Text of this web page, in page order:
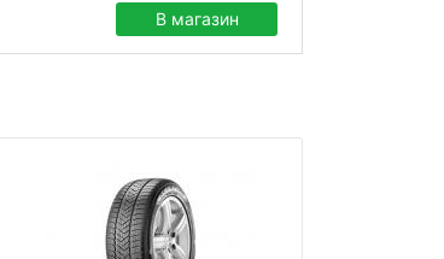
В магазин